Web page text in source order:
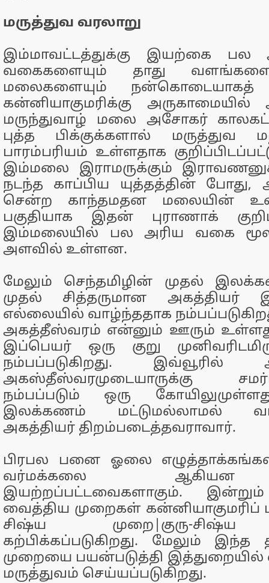
மருத்துவ வரலாறு
இம்மாவட்டத்துக்கு இயற்கை பல
வகைகளையும் தாது
மலைகளையும் நன்கொடையாகத்
கன்னியாகுமரிக்கு அருகாமையில்
மருந்துவாழ் மலை அசோகர்
புத்த பிக்குக்களால்
பாரம்பரியம் உள்ளதாக
இம்மலை இராமருக்கும்
நடந்த காப்பிய யுத்தத்தின் போது,
சென்ற காந்தமதன மலையின்
பகுதியாக இதன் புராணாக்
இம்மலையில் பல அரிய வகை
அளவில் உள்ளன.
மேலும் செந்தமிழின் முதல்
முதல் சித்தருமான அகத்தியர்
எல்லையில் வாழ்ந்ததாக
அகத்தீஸ்வரம் என்னும் ஊரும்
இப்பெயர் ஒரு குறு
நம்பப்படுகிறது. இவ்வூரில்
அகஸ்தீஸ்வரமுடையாருக்கு
நம்பப்படும் ஒரு
இலக்கணம் மட்டுமல்லாமல்
அகத்தியர் திறம்படைத்தவராவார்.
பிரபல பனை ஓலை
வர்மக்கலை
இயற்றப்பட்டவைகளாகும்.
வைத்திய முறைகள் கன்னியாகுமரிப்
சிஷ்ய முறை|குரு-சிஷ்ய
கற்பிக்கப்படுகிறது. மேலும்
முறையை பயன்படுத்தி
மருத்துவம் செய்யப்படுகிறது.